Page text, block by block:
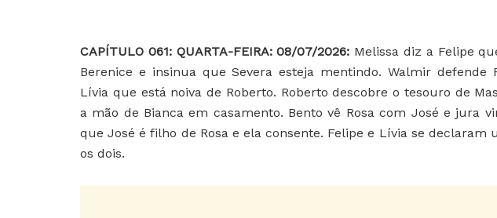
CAPÍTULO 061: QUARTA-FEIRA: 08/07/2026: Melissa diz a Felipe
Berenice e insinua que Severa esteja mentindo. Walmir defende
Lívia que está noiva de Roberto. Roberto descobre o tesouro de
a mão de Bianca em casamento. Bento vê Rosa com José e jura
que José é filho de Rosa e ela consente. Felipe e Lívia se declaram
os dois.